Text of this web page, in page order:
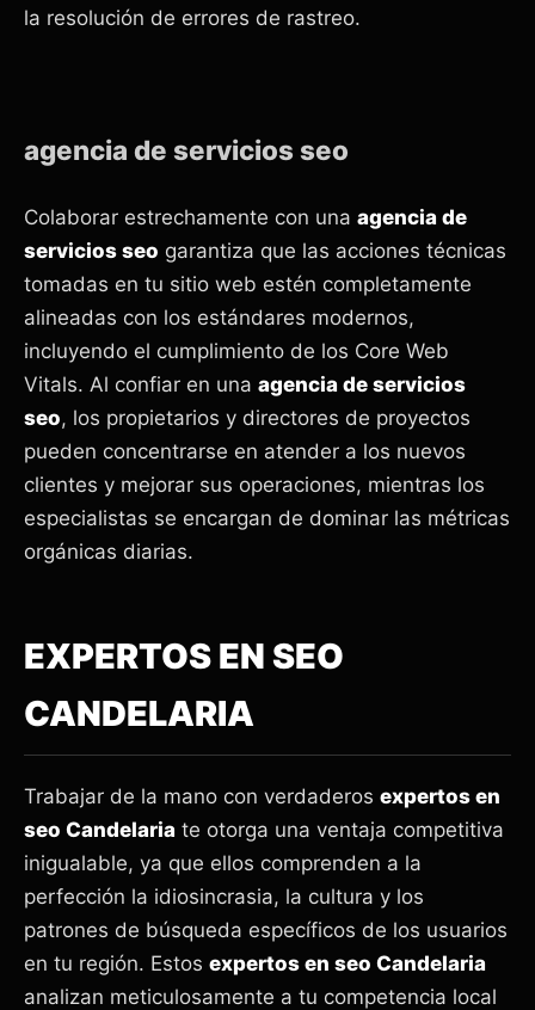
la resolución de errores de rastreo.
agencia de servicios seo
Colaborar estrechamente con una agencia de
servicios seo garantiza que las acciones técnicas
tomadas en tu sitio web estén completamente
alineadas con los estándares modernos,
incluyendo el cumplimiento de los Core Web
Vitals. Al confiar en una agencia de servicios
seo, los propietarios y directores de proyectos
pueden concentrarse en atender a los nuevos
clientes y mejorar sus operaciones, mientras los
especialistas se encargan de dominar las métricas
orgánicas diarias.
EXPERTOS EN SEO
CANDELARIA
Trabajar de la mano con verdaderos expertos en
seo Candelaria te otorga una ventaja competitiva
inigualable, ya que ellos comprenden a la
perfección la idiosincrasia, la cultura y los
patrones de búsqueda específicos de los usuarios
en tu región. Estos expertos en seo Candelaria
analizan meticulosamente a tu competencia local